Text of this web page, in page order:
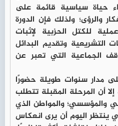
حياة سياسية قائمة على
والرؤى؛ ولذلك فإن الدورة
للكتل الحزبية لإثبات
التشريعية وتقديم البدائل
الجماعية التي تعبر عن
مدار سنوات طويلة حضورًا
أن المرحلة المقبلة تتطلب
والمؤسسي؛ والمواطن الذي
ينتظر اليوم أن يرى انعكاس